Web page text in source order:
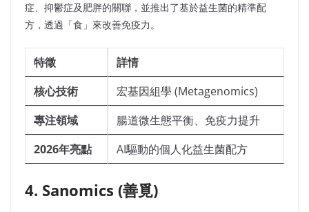
症、抑鬱症及肥胖的關聯，並推出了基於益生菌的精準配
方，透過「食」來改善免疫力。
特徵
詳情
核心技術
宏基因組學 (Metagenomics)
專注領域
腸道微生態平衡、免疫力提升
2026年亮點
AI驅動的個人化益生菌配方
4. Sanomics (善覓)